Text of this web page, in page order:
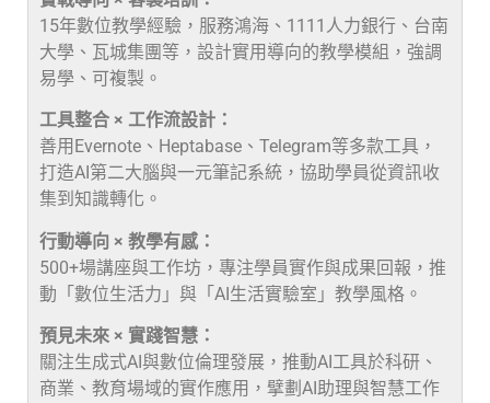
15年數位教學經驗，服務鴻海、1111人力銀行、台南
大學、瓦城集團等，設計實用導向的教學模組，強調
易學、可複製。
工具整合 × 工作流設計：
善用Evernote、Heptabase、Telegram等多款工具，
打造AI第二大腦與一元筆記系統，協助學員從資訊收
集到知識轉化。
行動導向 × 教學有感：
500+場講座與工作坊，專注學員實作與成果回報，推
動「數位生活力」與「AI生活實驗室」教學風格。
預見未來 × 實踐智慧：
關注生成式AI與數位倫理發展，推動AI工具於科研、
商業、教育場域的實作應用，擘劃AI助理與智慧工作